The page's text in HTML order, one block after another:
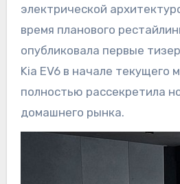
электрической
время планового
опубликовала первые
Kia EV6 в начале текущего
полностью рассекретила
домашнего рынка.